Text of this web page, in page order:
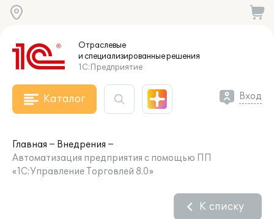
Отраслевые
и специализированныерешения
1С:Предприятие
Каталог Вход
Главная
Внедрения
Автоматизация предприятия с помощью ПП
«1С:Управление Торговлей 8.0»
К списку